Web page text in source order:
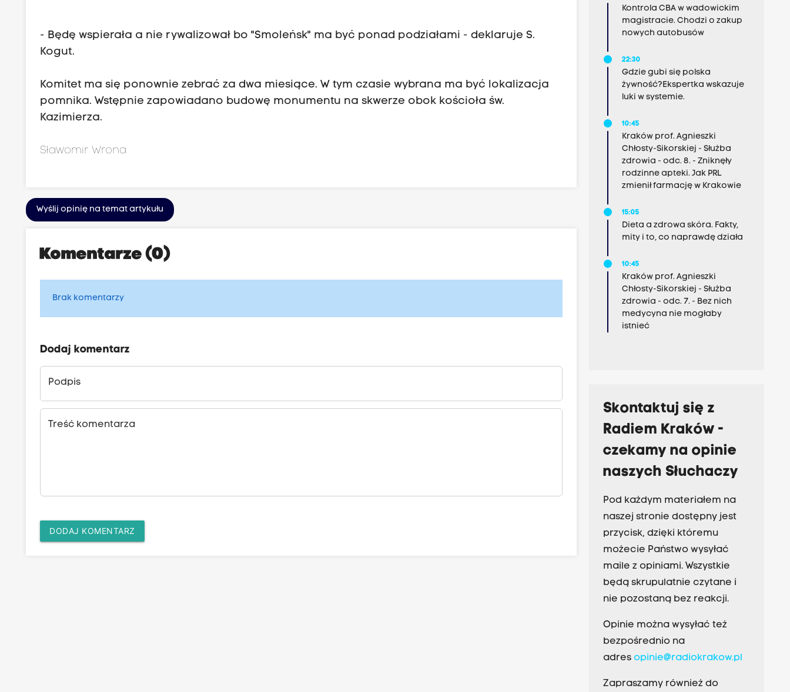
- Będę wspierała a nie rywalizował bo "Smoleńsk" ma być ponad podziałami - deklaruje S.
Kogut.
Komitet ma się ponownie zebrać za dwa miesiące. W tym czasie wybrana ma być lokalizacja
pomnika. Wstępnie zapowiadano budowę monumentu na skwerze obok kościoła św.
Kazimierza.
Sławomir Wrona
Wyślij opinię na temat artykułu
Komentarze (0)
Brak komentarzy
Dodaj komentarz
Podpis
Treść komentarza
DODAJ KOMENTARZ
Kontrola CBA w wadowickim
magistracie. Chodzi o zakup
nowych autobusów
22:30
Gdzie gubi się polska
żywność?Ekspertka wskazuje
luki w systemie.
10:45
Kraków prof. Agnieszki
Chłosty-Sikorskiej - Służba
zdrowia - odc. 8. - Zniknęły
rodzinne apteki. Jak PRL
zmienił farmację w Krakowie
15:05
Dieta a zdrowa skóra. Fakty,
mity i to, co naprawdę działa
10:45
Kraków prof. Agnieszki
Chłosty-Sikorskiej - Służba
zdrowia - odc. 7. - Bez nich
medycyna nie mogłaby
istnieć
Skontaktuj się z
Radiem Kraków -
czekamy na opinie
naszych Słuchaczy
Pod każdym materiałem na
naszej stronie dostępny jest
przycisk, dzięki któremu
możecie Państwo wysyłać
maile z opiniami. Wszystkie
będą skrupulatnie czytane i
nie pozostaną bez reakcji.
Opinie można wysyłać też
bezpośrednio na
adres opinie@radiokrakow.pl
Zapraszamy również do